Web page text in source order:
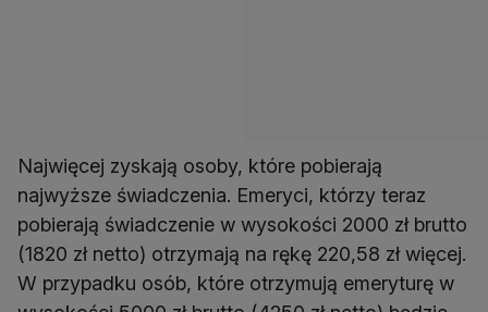
Najwięcej zyskają osoby, które pobierają
najwyższe świadczenia. Emeryci, którzy teraz
pobierają świadczenie w wysokości 2000 zł brutto
(1820 zł netto) otrzymają na rękę 220,58 zł więcej.
W przypadku osób, które otrzymują emeryturę w